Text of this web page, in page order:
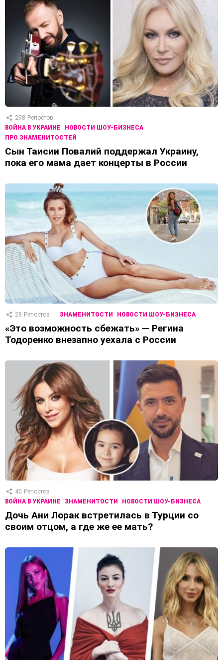
298 Репостов
ВОЙНА В УКРАИНЕ
НОВОСТИ ШОУ-БИЗНЕСА
ПРО ЗНАМЕНИТОСТЕЙ
Сын Таисии Повалий поддержал Украину,
пока его мама дает концерты в России
28 Репостов ЗНАМЕНИТОСТИ НОВОСТИ ШОУ-БИЗНЕСА
«Это возможность сбежать» — Регина
Тодоренко внезапно уехала с России
40 Репостов
ВОЙНА В УКРАИНЕ
ЗНАМЕНИТОСТИ НОВОСТИ ШОУ-БИЗНЕСА
Дочь Ани Лорак встретилась в Турции со
своим отцом, а где же ее мать?